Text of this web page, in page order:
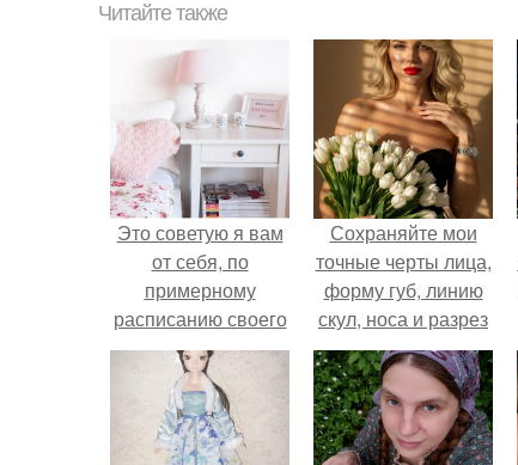
Читайте также
Это советую я вам
от себя, по
примерному
расписанию своего
былого, школьного
дня.
Сохраняйте мои
точные черты лица,
форму губ, линию
скул, носа и разрез
глаз.